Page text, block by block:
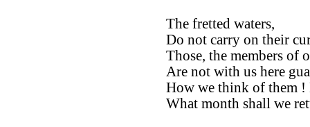
The fretted waters,
Do not carry on their
Those, the members of
Are not with us here
How we think of them
What month shall we